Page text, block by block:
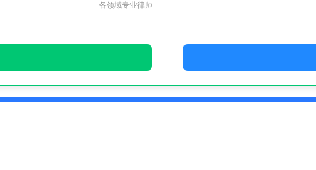
各领域专业律师